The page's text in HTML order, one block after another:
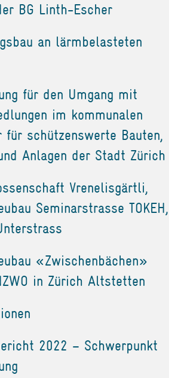
BG Linth-Escher
an lärmbelasteten
für den Umgang mit
im kommunalen
für schützenswerte Bauten,
Anlagen der Stadt Zürich
Vrenelisgärtli,
Seminarstrasse TOKEH,
«Zwischenbächen»
in Zürich Altstetten
2022 – Schwerpunkt